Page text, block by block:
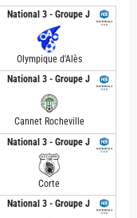
National 3 - Groupe J
Olympique d'Alès
National 3 - Groupe J
Cannet Rocheville
National 3 - Groupe J
Corte
National 3 - Groupe J